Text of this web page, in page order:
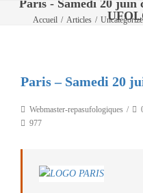
Paris - Samedi 20 juin
Accueil / Articles /
Paris – Samedi 20
Webmaster-repasufologiques
977